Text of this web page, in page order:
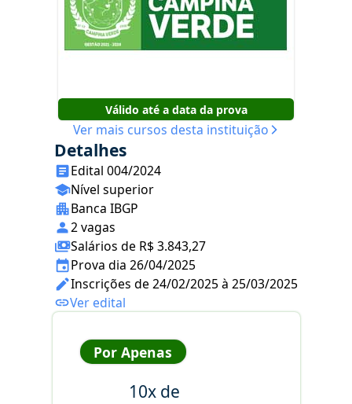
Válido até a data da prova
Ver mais cursos desta instituição
Detalhes
Edital 004/2024
Nível superior
Banca IBGP
2 vagas
Salários de R$ 3.843,27
Prova dia 26/04/2025
Inscrições de 24/02/2025 à 25/03/2025
Ver edital
Por Apenas
10x de